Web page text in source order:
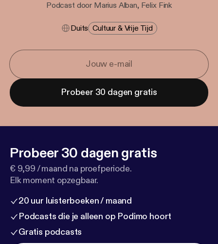
Podcast door Marius Alban, Felix Fink
Duits Cultuur & Vrije Tijd
Probeer 30 dagen gratis
Probeer 30 dagen gratis
€ 9,99 / maand na proefperiode.
Elk moment opzegbaar.
20 uur luisterboeken / maand
Podcasts die je alleen op Podimo hoort
Gratis podcasts